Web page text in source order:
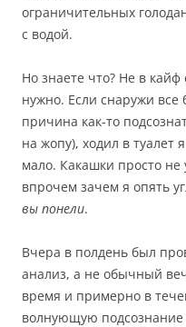
ограничительных
с водой.
Но знаете что? Не в кайф
нужно. Если снаружи все
причина как-то
на жопу), ходил в туалет
мало. Какашки просто не
впрочем зачем я опять
вы понели.
Вчера в полдень был
анализ, а не обычный
время и примерно в
волнующую